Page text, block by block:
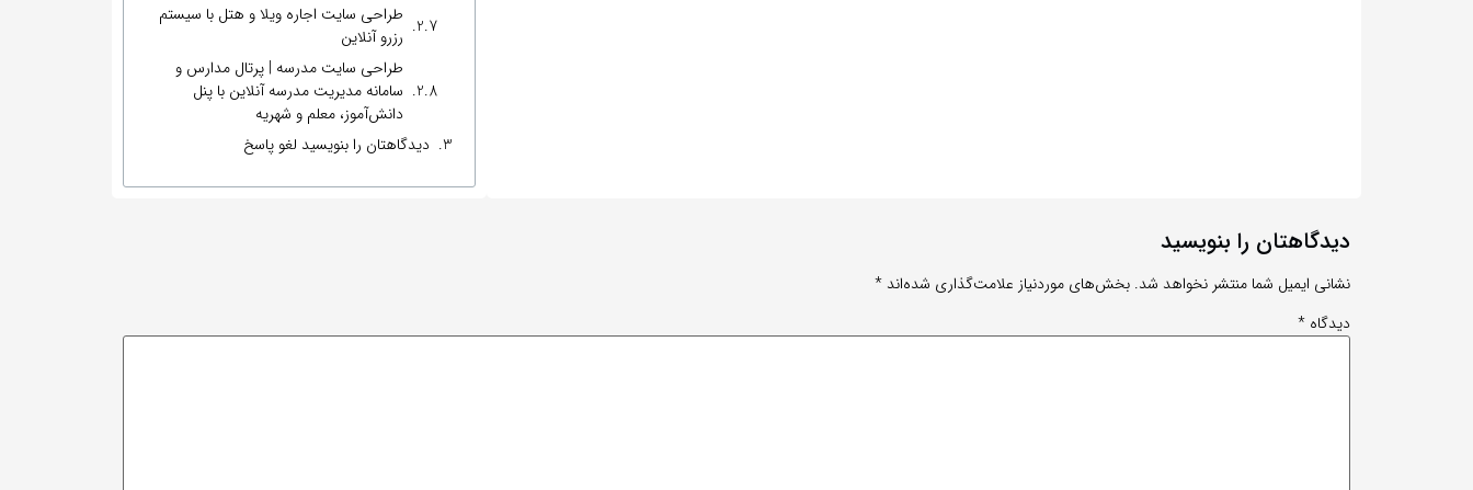
طراحی سایت اجاره ویلا و هتل با سیستم
رزرو آنلاین
طراحی سایت مدرسه | پرتال مدارس و
سامانه مدیریت مدرسه آنلاین با پنل
دانش‌آموز، معلم و شهریه
دیدگاهتان را بنویسید لغو پاسخ
دیدگاهتان را بنویسید
نشانی ایمیل شما منتشر نخواهد شد. بخش‌های موردنیاز علامت‌گذاری شده‌اند *
دیدگاه *